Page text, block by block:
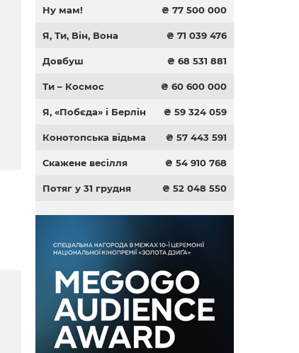
Ну мам! ₴ 77 500 000
Я, Ти, Він, Вона ₴ 71 039 476
Довбуш ₴ 68 531 881
Ти – Космос ₴ 60 600 000
Я, «Побєда» і Берлін ₴ 59 324 059
Конотопська відьма ₴ 57 443 591
Скажене весілля ₴ 54 910 768
Потяг у 31 грудня ₴ 52 048 550